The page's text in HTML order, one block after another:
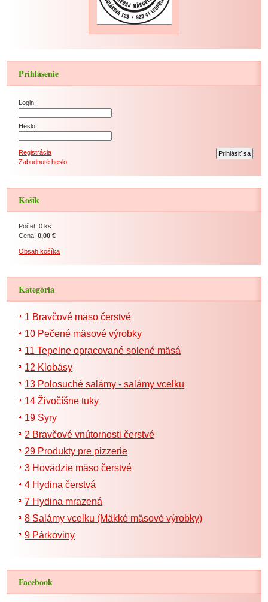
Prihlásenie
Login:
Heslo:
Registrácia
Zabudnuté heslo
Košík
Počet: 0 ks
Cena:0,00 €
Obsah košíka
Kategória
1 Bravčové mäso čerstvé
10 Pečené mäsové výrobky
11 Tepelne opracované solené mäsá
12 Klobásy
13 Polosuché salámy - salámy vcelku
14 Živočíšne tuky
19 Syry
2 Bravčové vnútornosti čerstvé
29 Produkty pre pizzerie
3 Hovädzie mäso čerstvé
4 Hydina čerstvá
7 Hydina mrazená
8 Salámy vcelku (Mäkké mäsové výrobky)
9 Párkoviny
Facebook